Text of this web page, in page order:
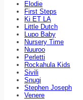
Elodie
First Steps
Ki ET LA
Little Dutch
Lupo Baby
Nursery Time
Nuuroo
Perletti
Rockahula Kids
Sivili
Snugi
Stephen Joseph
Venere